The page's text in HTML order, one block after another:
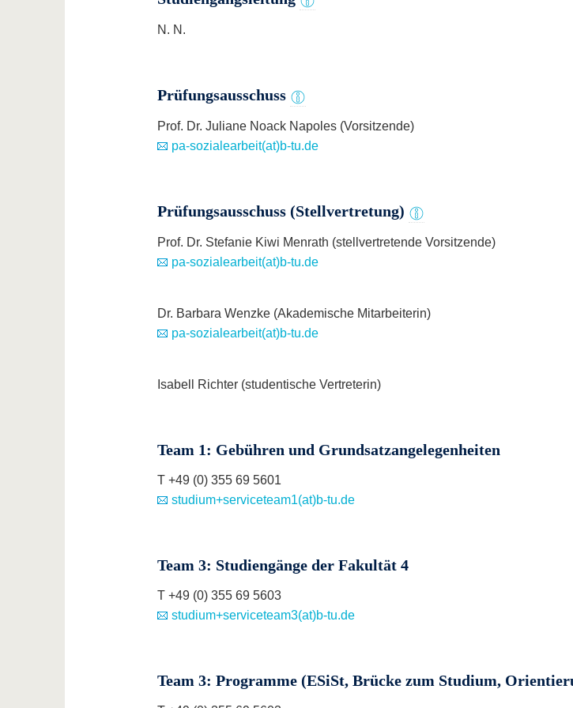
N. N.
Prüfungsausschuss
Prof. Dr. Juliane Noack Napoles (Vorsitzende)
pa-sozialearbeit(at)b-tu.de
Prüfungsausschuss (Stellvertretung)
Prof. Dr. Stefanie Kiwi Menrath (stellvertretende Vorsitzende)
pa-sozialearbeit(at)b-tu.de
Dr. Barbara Wenzke (Akademische Mitarbeiterin)
pa-sozialearbeit(at)b-tu.de
Isabell Richter (studentische Vertreterin)
Team 1: Gebühren und Grundsatzangelegenheiten
T +49 (0) 355 69 5601
studium+serviceteam1(at)b-tu.de
Team 3: Studiengänge der Fakultät 4
T +49 (0) 355 69 5603
studium+serviceteam3(at)b-tu.de
Team 3: Programme (ESiSt, Brücke zum Studium,